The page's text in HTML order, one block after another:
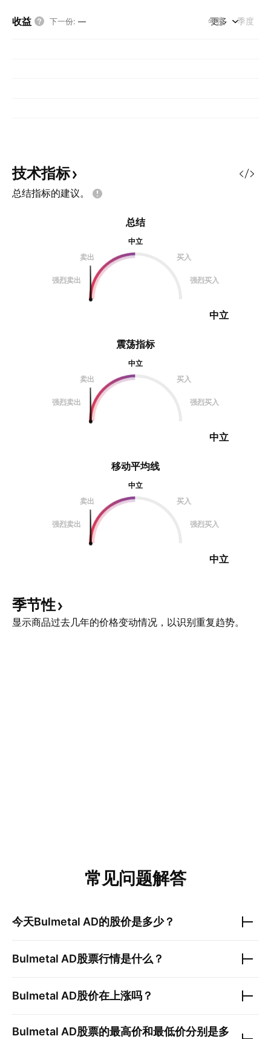
收益 下一份: — 年度 季度
更多
技术指标
总结指标的建议。
震荡指标
中立
卖出
买入
强烈卖出 强烈买入
中立
总结
中立
卖出
买入
强烈卖出 强烈买入
中立
移动平均线
中立
卖出
买入
强烈卖出 强烈买入
中立
季节性
显示商品过去几年的价格变动情况，以识别重复趋势。
常见问题解答
今天Bulmetal AD的股价是多少？
Bulmetal AD股票行情是什么？
Bulmetal AD股价在上涨吗？
Bulmetal AD股票的最高价和最低价分别是多